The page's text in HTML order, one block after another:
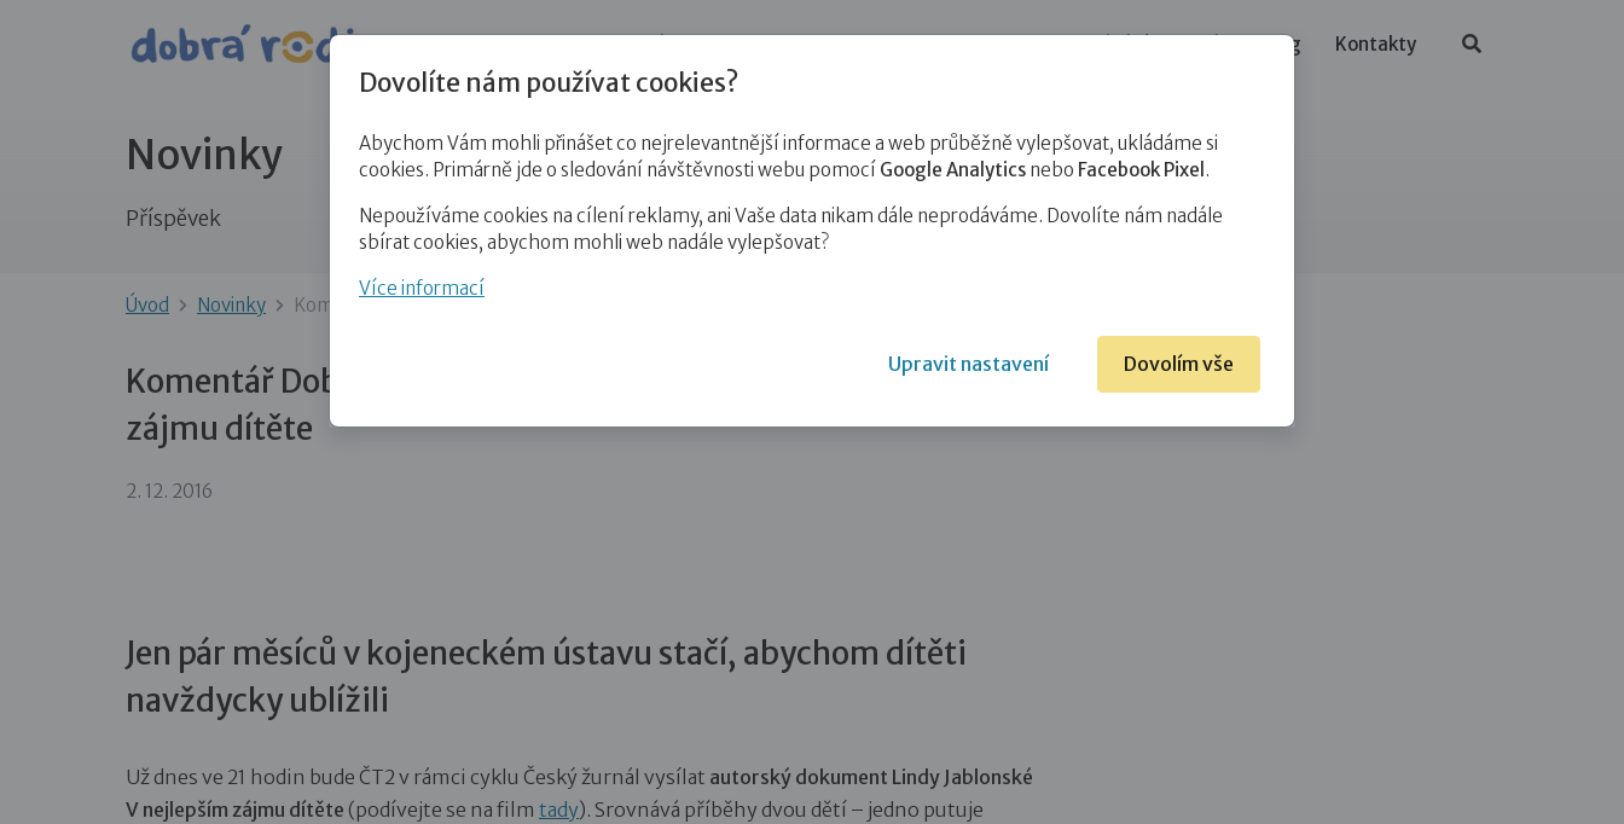
Blog Kontakty
Novinky
Příspěvek
Úvod Novinky Komentář Dobré rodiny k filmu České televize V nejlepším zájmu dítěte…
Komentář Dobré rodiny k filmu České televize V nejlepším
zájmu dítěte
2. 12. 2016
Jen pár měsíců v kojeneckém ústavu stačí, abychom dítěti
navždycky ublížili
Už dnes ve 21 hodin bude ČT2 v rámci cyklu Český žurnál vysílat autorský dokument Lindy Jablonské
V nejlepším zájmu dítěte (podívejte se na film tady). Srovnává příběhy dvou dětí – jedno putuje
Dovolíte nám používat cookies?
Abychom Vám mohli přinášet co nejrelevantnější informace a web průběžně vylepšovat, ukládáme si
cookies. Primárně jde o sledování návštěvnosti webu pomocí Google Analytics nebo Facebook Pixel .
Nepoužíváme cookies na cílení reklamy, ani Vaše data nikam dále neprodáváme. Dovolíte nám nadále
sbírat cookies, abychom mohli web nadále vylepšovat?
Více informací
Upravit nastavení Dovolím vše